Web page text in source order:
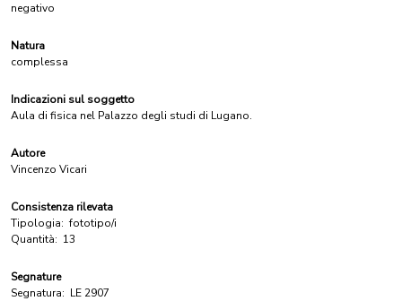
negativo
Natura
complessa
Indicazioni sul soggetto
Aula di fisica nel Palazzo degli studi di Lugano.
Autore
Vincenzo Vicari
Consistenza rilevata
Tipologia: fototipo/i
Quantità: 13
Segnature
Segnatura: LE 2907